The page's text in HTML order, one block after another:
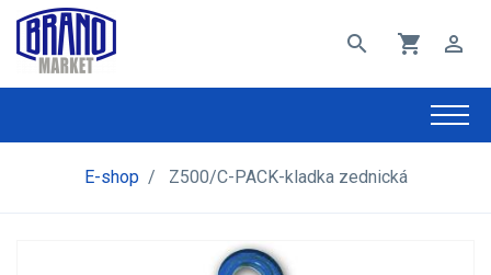
search shopping_cart perm_identity
E-shop / Z500/C-PACK-kladka zednická